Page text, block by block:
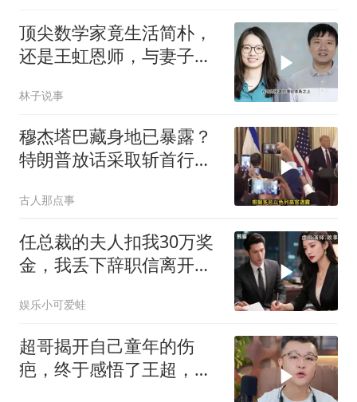
顶尖数学家竟生活简朴，
还是王虹恩师，与妻子合
林子说事
穆杰塔巴藏身地已暴露？
特朗普放话采取斩首行
古人那点事
任总裁的夫人扣我30万奖
金，我丢下辞职信离开，
你签约
娱乐小可爱蛙
超哥揭开自己童年的伤
疤，终于感悟了王超，他